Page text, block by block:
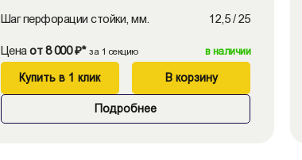
Шаг перфорации стойки, мм. 12,5 / 25
Ценаот 8 000 ₽* за 1 секцию в наличии
Купить в 1 клик В корзину
Подробнее